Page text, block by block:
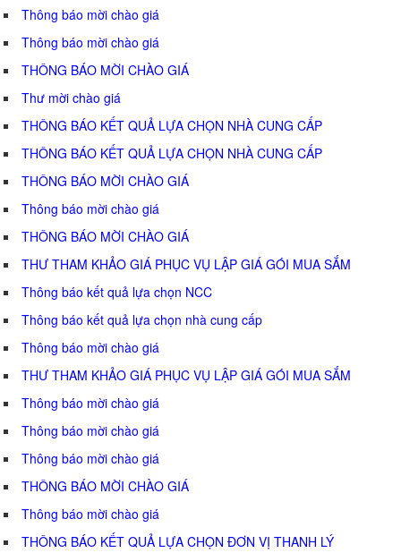
Thông báo mời chào giá
Thông báo mời chào giá
THÔNG BÁO MỜI CHÀO GIÁ
Thư mời chào giá
THÔNG BÁO KẾT QUẢ LỰA CHỌN NHÀ CUNG CẤP
THÔNG BÁO KẾT QUẢ LỰA CHỌN NHÀ CUNG CẤP
THÔNG BÁO MỜI CHÀO GIÁ
Thông báo mời chào giá
THÔNG BÁO MỜI CHÀO GIÁ
THƯ THAM KHẢO GIÁ PHỤC VỤ LẬP GIÁ GÓI MUA SẮM
Thông báo kết quả lựa chọn NCC
Thông báo kết quả lựa chọn nhà cung cấp
Thông báo mời chào giá
THƯ THAM KHẢO GIÁ PHỤC VỤ LẬP GIÁ GÓI MUA SẮM
Thông báo mời chào giá
Thông báo mời chào giá
Thông báo mời chào giá
THÔNG BÁO MỜI CHÀO GIÁ
Thông báo mời chào giá
THÔNG BÁO KẾT QUẢ LỰA CHỌN ĐƠN VỊ THANH LÝ